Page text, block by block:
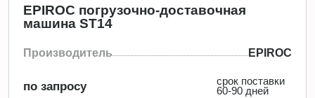
EPIROC погрузочно-доставочная
машина ST14
Производитель EPIROC
по запросу
срок поставки
60-90 дней